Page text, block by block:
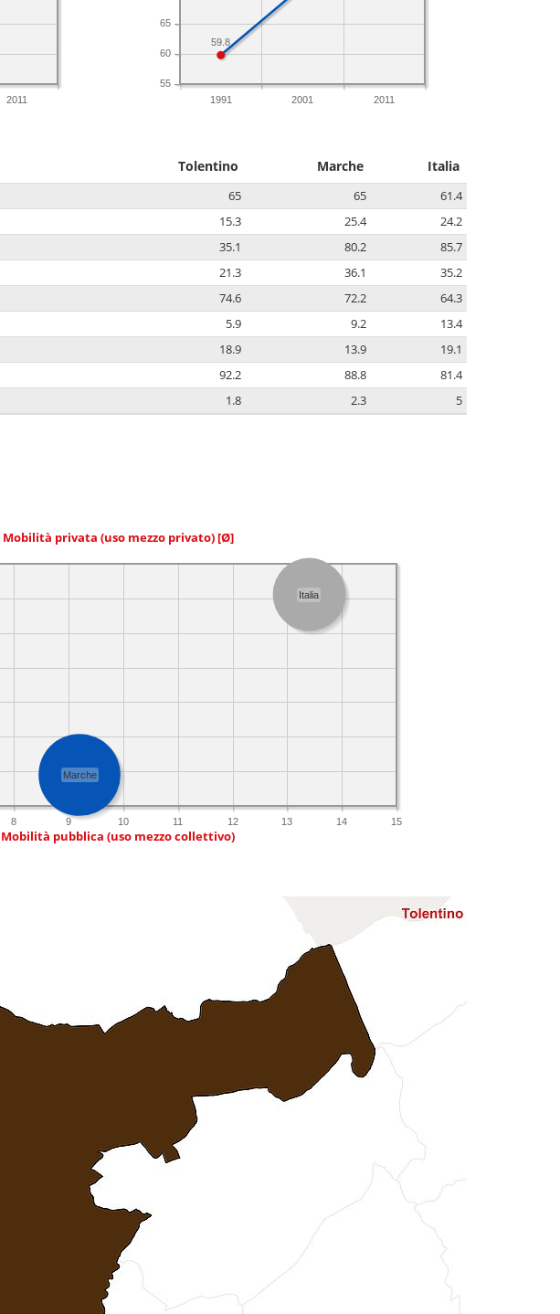
2011 1991 2001 2011
55
60
65
59.8
Tolentino Marche Italia
65 65
61.4
15.3 25.4
24.2
35.1 80.2
85.7
21.3 36.1
35.2
74.6 72.2
64.3
5.9 9.2
13.4
18.9 13.9
19.1
92.2 88.8
81.4
1.8 2.3 5
Mobilità privata (uso mezzo privato) [Ø]
8 9 10 11 12 13 14 15
Marche
Italia
Mobilità pubblica (uso mezzo collettivo)